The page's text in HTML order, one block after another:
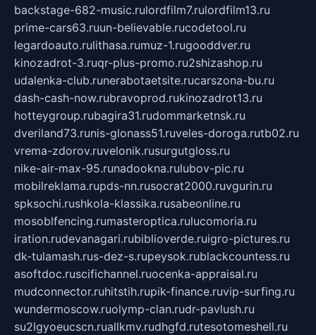
backstage-682-music.rulordfilm7.rulordfilm13.ru
prime-cars63.ruun-believable.rucodetool.ru
legardoauto.rulithasa.rumuz-1.rugooddver.ru
kinozadrot-3.ruqr-plus-promo.ru2shizashop.ru
udalenka-club.runerabotaetsite.rucarszona-bu.ru
dash-cash-now.rubravoprod.rukinozadrot13.ru
hotteygroup.rubagira31.rudommarketnsk.ru
dveriland73.runis-glonass51.ruveles-doroga.rutb02.ru
vrema-zdorov.ruvelonik.rusurgutgloss.ru
nike-air-max-95.runadookna.rulubov-pic.ru
mobilreklama.rupds-nn.rusocrat2000.ruvgurin.ru
spksochi.rushkola-klassika.rusabeonline.ru
mosoblfencing.rumasteroptica.rulucomoria.ru
iration.rudevanagari.rubiblioverde.ruigro-pictures.ru
dk-tulamash.rus-dez-s.rupeysok.rublackcountess.ru
asoftdoc.ruscifichannel.ruocenka-appraisal.ru
mudconnector.ruhitstih.rupik-finance.ruvip-surfing.ru
wundermoscow.ruolymp-clan.rudr-pavlush.ru
su2lgyoeucscn.ruallkmv.rudhgfd.rutesotomeshell.ru